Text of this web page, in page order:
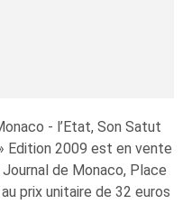
- l’Etat, Son Satut
Edition 2009 est en vente
de Monaco, Place
prix unitaire de 32 euros